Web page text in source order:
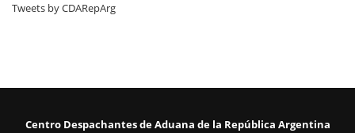
Tweets by CDARepArg
Centro Despachantes de Aduana de la República Argentina